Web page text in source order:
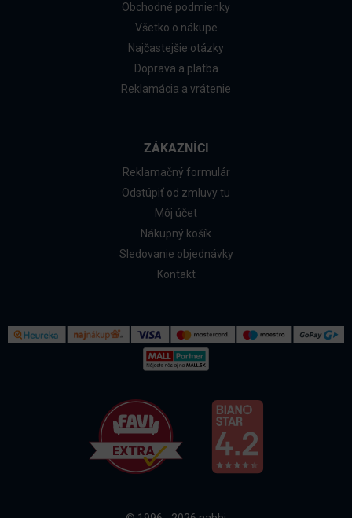
Obchodné podmienky
Všetko o nákupe
Najčastejšie otázky
Doprava a platba
Reklamácia a vrátenie
ZÁKAZNÍCI
Reklamačný formulár
Odstúpiť od zmluvy tu
Môj účet
Nákupný košík
Sledovanie objednávky
Kontakt